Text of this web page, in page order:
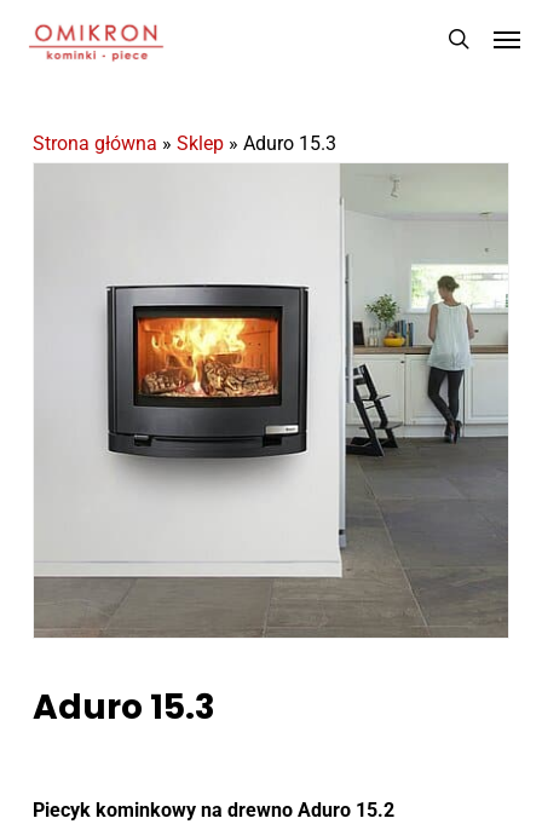
search
Strona główna » Sklep» Aduro 15.3
Aduro 15.3
Piecyk kominkowy na drewno Aduro 15.2